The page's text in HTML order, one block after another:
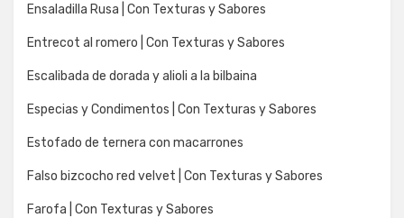
Ensaladilla Rusa | Con Texturas y Sabores
Entrecot al romero | Con Texturas y Sabores
Escalibada de dorada y alioli a la bilbaina
Especias y Condimentos | Con Texturas y Sabores
Estofado de ternera con macarrones
Falso bizcocho red velvet | Con Texturas y Sabores
Farofa | Con Texturas y Sabores